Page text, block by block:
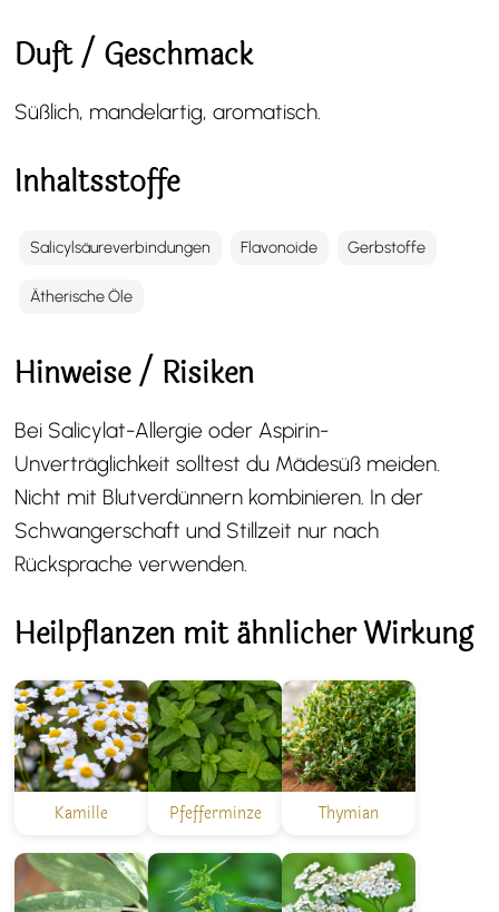
Duft / Geschmack
Süßlich, mandelartig, aromatisch.
Inhaltsstoffe
Salicylsäureverbindungen Flavonoide Gerbstoffe
Ätherische Öle
Hinweise / Risiken
Bei Salicylat-Allergie oder Aspirin-
Unverträglichkeit solltest du Mädesüß meiden.
Nicht mit Blutverdünnern kombinieren. In der
Schwangerschaft und Stillzeit nur nach
Rücksprache verwenden.
Heilpflanzen mit ähnlicher Wirkung
Kamille Pfefferminze Thymian